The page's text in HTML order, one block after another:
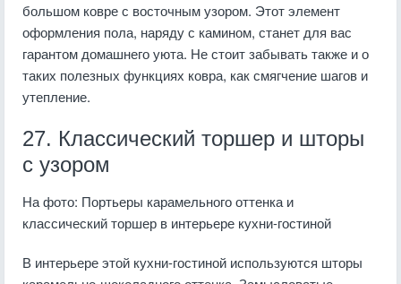
большом ковре с восточным узором. Этот элемент
оформления пола, наряду с камином, станет для вас
гарантом домашнего уюта. Не стоит забывать также и о
таких полезных функциях ковра, как смягчение шагов и
утепление.
27. Классический торшер и шторы
с узором
На фото: Портьеры карамельного оттенка и
классический торшер в интерьере кухни-гостиной
В интерьере этой кухни-гостиной используются шторы